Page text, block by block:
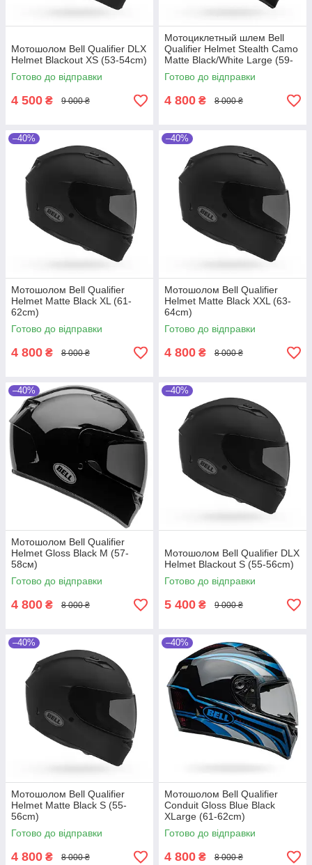
Мотошолом Bell Qualifier DLX
Helmet Blackout XS (53-54cm)
Готово до відправки
4 500 ₴ 9 000 ₴
Мотоциклетный шлем Bell
Qualifier Helmet Stealth Camo
Matte Black/White Large (59-
60cm)
Готово до відправки
4 800 ₴ 8 000 ₴
–40%
Мотошолом Bell Qualifier
Helmet Matte Black XL (61-
62cm)
Готово до відправки
4 800 ₴ 8 000 ₴
–40%
Мотошолом Bell Qualifier
Helmet Matte Black XXL (63-
64cm)
Готово до відправки
4 800 ₴ 8 000 ₴
–40%
Мотошолом Bell Qualifier
Helmet Gloss Black M (57-
58см)
Готово до відправки
4 800 ₴ 8 000 ₴
–40%
Мотошолом Bell Qualifier DLX
Helmet Blackout S (55-56cm)
Готово до відправки
5 400 ₴ 9 000 ₴
–40%
Мотошолом Bell Qualifier
Helmet Matte Black S (55-
56cm)
Готово до відправки
4 800 ₴ 8 000 ₴
–40%
Мотошолом Bell Qualifier
Conduit Gloss Blue Black
XLarge (61-62cm)
Готово до відправки
4 800 ₴ 8 000 ₴